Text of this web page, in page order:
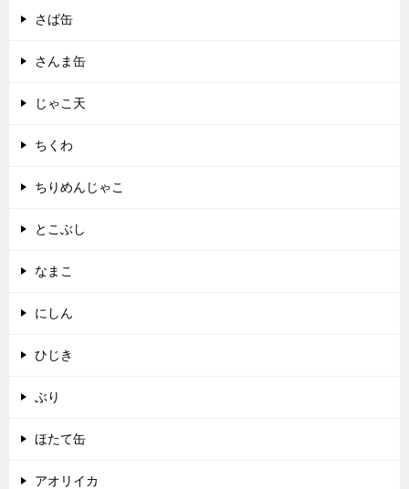
さば缶
さんま缶
じゃこ天
ちくわ
ちりめんじゃこ
とこぶし
なまこ
にしん
ひじき
ぶり
ほたて缶
アオリイカ